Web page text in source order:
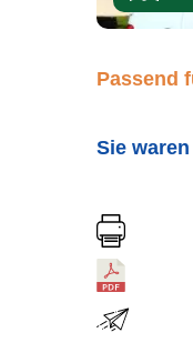
Passend
Sie